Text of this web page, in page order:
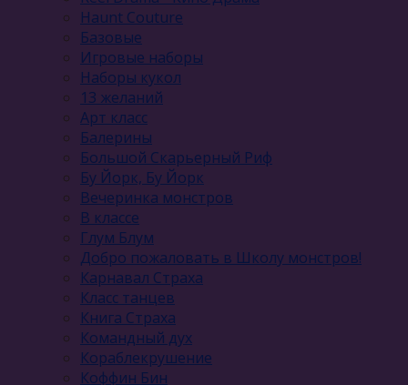
Haunt Couture
Базовые
Игровые наборы
Наборы кукол
13 желаний
Арт класс
Балерины
Большой Скарьерный Риф
Бу Йорк, Бу Йорк
Вечеринка монстров
В классе
Глум Блум
Добро пожаловать в Школу монстров!
Карнавал Cтраха
Класс танцев
Книга Страха
Командный дух
Кораблекрушение
Коффин Бин